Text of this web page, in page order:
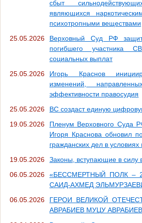
сбыт
являющихся
психотропными веществами
25.05.2026
Верховный Суд РФ
погибшего участника
социальных выплат
25.05.2026
Игорь Краснов
изменений,
эффективности правосудия
25.05.2026
ВС создаст единую
19.05.2026
Пленум Верховного Суда
Игоря Краснова обновил
гражданских дел в
19.05.2026
Законы, вступающие в силу
06.05.2026
«БЕССМЕРТНЫЙ ПОЛК –
САИД-АХМЕД
06.05.2026
ГЕРОИ ВЕЛИКОЙ
АВРАБИЕВ МУЦУ